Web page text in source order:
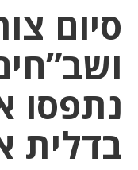
סיום
נתפסו
בדלית